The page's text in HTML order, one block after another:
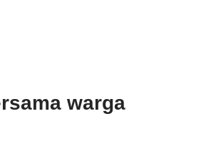
warga